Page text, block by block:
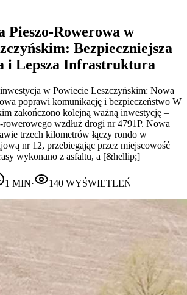
Pieszo-Rowerowa w
Bezpieczniejsza
i Lepsza Infrastruktura
w Powiecie Leszczyńskim: Nowa
poprawi komunikację i bezpieczeństwo W
zakończono kolejną ważną inwestycję –
wzdłuż drogi nr 4791P. Nowa
trzech kilometrów łączy rondo w
nr 12, przebiegając przez miejscowość
wykonano z asfaltu, a [&hellip;]
1 MIN· 140 WYŚWIETLEŃ